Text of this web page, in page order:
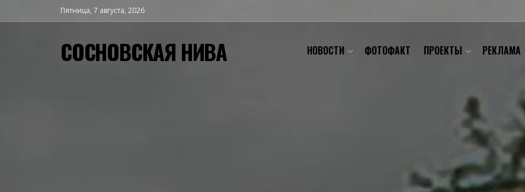
Пятница, 7 августа, 2026
СОСНОВСКАЯ НИВА НОВОСТИ ФОТОФАКТ ПРОЕКТЫ РЕКЛАМА